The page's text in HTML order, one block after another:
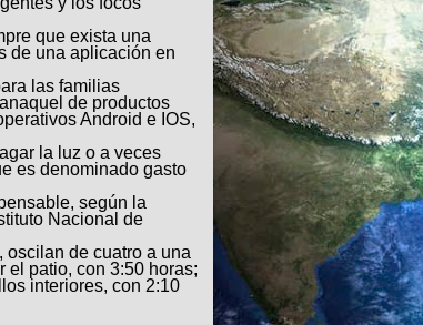
que exista una
de una aplicación en
las familias
de productos
Android e IOS,
la luz o a veces
es denominado gasto
según la
Nacional de
de cuatro a una
el patio, con 3:50 horas;
interiores, con 2:10